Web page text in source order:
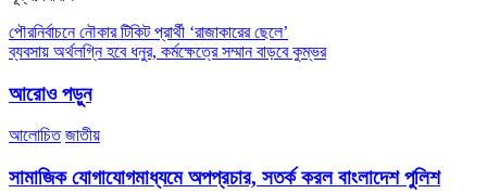
Post
navigation
পৌরনির্বাচনে নৌকার টিকিট প্রার্থী ‘রাজাকারের ছেলে’
ব্যবসায় অর্থলগ্নি হবে ধনুর, কর্মক্ষেত্রে সম্মান বাড়বে কুম্ভর
আরোও পড়ুন
আলোচিত জাতীয়
সামাজিক যোগাযোগমাধ্যমে অপপ্রচার, সতর্ক করল বাংলাদেশ পুলিশ